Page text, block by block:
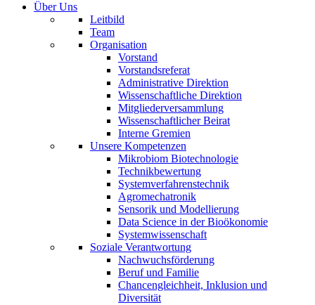
Über Uns
Leitbild
Team
Organisation
Vorstand
Vorstandsreferat
Administrative Direktion
Wissenschaftliche Direktion
Mitgliederversammlung
Wissenschaftlicher Beirat
Interne Gremien
Unsere Kompetenzen
Mikrobiom Biotechnologie
Technikbewertung
Systemverfahrenstechnik
Agromechatronik
Sensorik und Modellierung
Data Science in der Bioökonomie
Systemwissenschaft
Soziale Verantwortung
Nachwuchsförderung
Beruf und Familie
Chancengleichheit, Inklusion und
Diversität